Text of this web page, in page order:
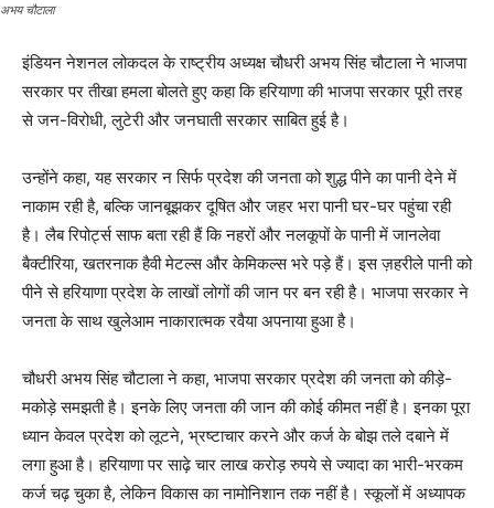
अभय चौटाला
इंडियन नेशनल लोकदल के राष्ट्रीय अध्यक्ष चौधरी अभय सिंह चौटाला ने भाजपा
सरकार पर तीखा हमला बोलते हुए कहा कि हरियाणा की भाजपा सरकार पूरी तरह
से जन-विरोधी, लुटेरी और जनघाती सरकार साबित हुई है।
उन्होंने कहा, यह सरकार न सिर्फ प्रदेश की जनता को शुद्ध पीने का पानी देने में
नाकाम रही है, बल्कि जानबूझकर दूषित और जहर भरा पानी घर-घर पहुंचा रही
है। लैब रिपोर्ट्स साफ बता रही हैं कि नहरों और नलकूपों के पानी में जानलेवा
बैक्टीरिया, खतरनाक हैवी मेटल्स और केमिकल्स भरे पड़े हैं। इस ज़हरीले पानी को
पीने से हरियाणा प्रदेश के लाखों लोगों की जान पर बन रही है। भाजपा सरकार ने
जनता के साथ खुलेआम नाकारात्मक रवैया अपनाया हुआ है।
चौधरी अभय सिंह चौटाला ने कहा, भाजपा सरकार प्रदेश की जनता को कीड़े-
मकोड़े समझती है। इनके लिए जनता की जान की कोई कीमत नहीं है। इनका पूरा
ध्यान केवल प्रदेश को लूटने, भ्रष्टाचार करने और कर्ज के बोझ तले दबाने में
लगा हुआ है। हरियाणा पर साढ़े चार लाख करोड़ रुपये से ज्यादा का भारी-भरकम
कर्ज चढ़ चुका है, लेकिन विकास का नामोनिशान तक नहीं है। स्कूलों में अध्यापक